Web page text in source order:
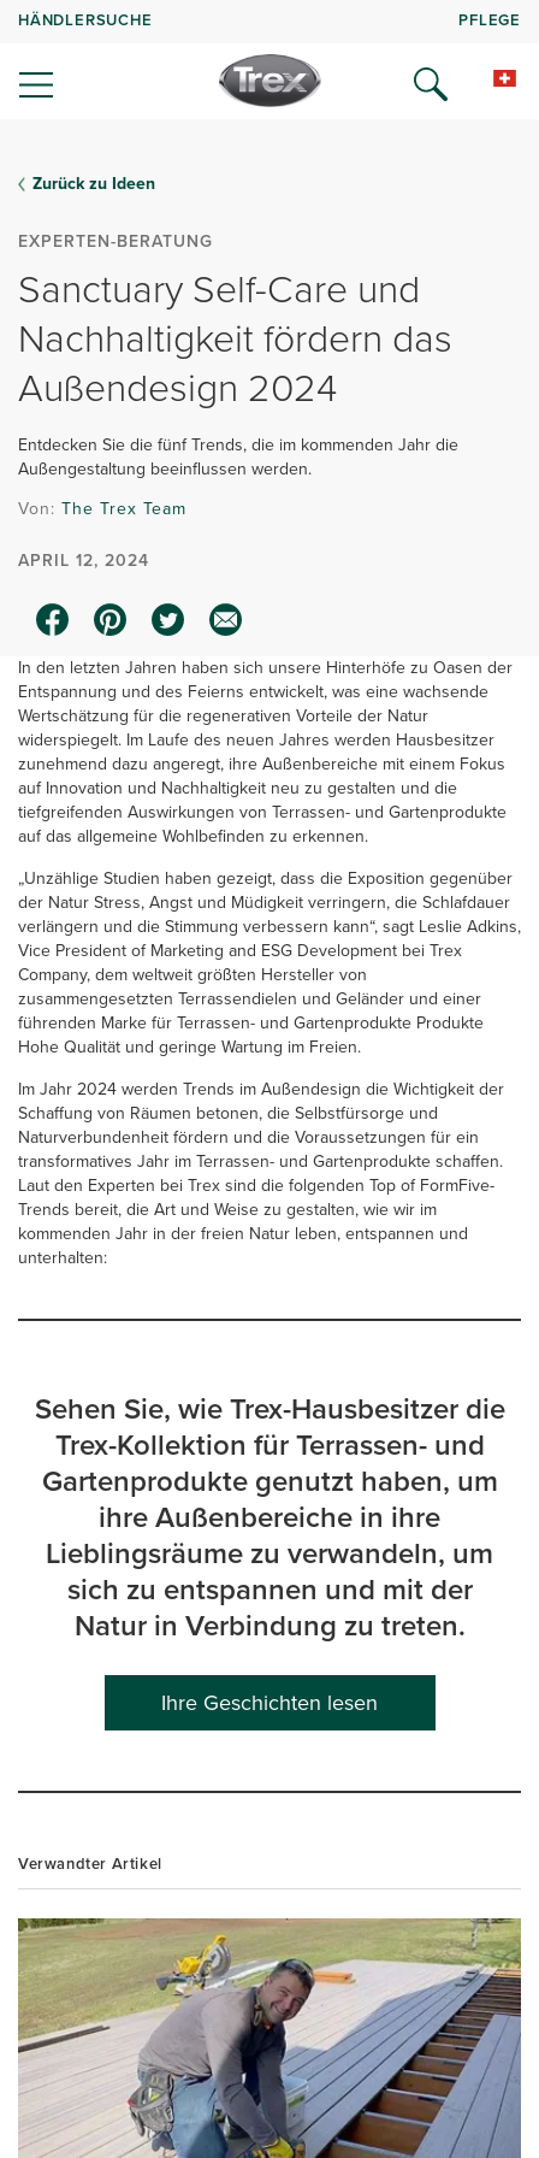
HÄNDLERSUCHE PFLEGE
Zurück zu Ideen
EXPERTEN-BERATUNG
Sanctuary Self-Care und
Nachhaltigkeit fördern das
Außendesign 2024
Entdecken Sie die fünf Trends, die im kommenden Jahr die
Außengestaltung beeinflussen werden.
Von: The Trex Team
APRIL 12, 2024
In den letzten Jahren haben sich unsere Hinterhöfe zu Oasen der
Entspannung und des Feierns entwickelt, was eine wachsende
Wertschätzung für die regenerativen Vorteile der Natur
widerspiegelt. Im Laufe des neuen Jahres werden Hausbesitzer
zunehmend dazu angeregt, ihre Außenbereiche mit einem Fokus
auf Innovation und Nachhaltigkeit neu zu gestalten und die
tiefgreifenden Auswirkungen von Terrassen- und Gartenprodukte
auf das allgemeine Wohlbefinden zu erkennen.
„Unzählige Studien haben gezeigt, dass die Exposition gegenüber
der Natur Stress, Angst und Müdigkeit verringern, die Schlafdauer
verlängern und die Stimmung verbessern kann“, sagt Leslie Adkins,
Vice President of Marketing and ESG Development bei Trex
Company, dem weltweit größten Hersteller von
zusammengesetzten Terrassendielen und Geländer und einer
führenden Marke für Terrassen- und Gartenprodukte Produkte
Hohe Qualität und geringe Wartung im Freien.
Im Jahr 2024 werden Trends im Außendesign die Wichtigkeit der
Schaffung von Räumen betonen, die Selbstfürsorge und
Naturverbundenheit fördern und die Voraussetzungen für ein
transformatives Jahr im Terrassen- und Gartenprodukte schaffen.
Laut den Experten bei Trex sind die folgenden Top of FormFive-
Trends bereit, die Art und Weise zu gestalten, wie wir im
kommenden Jahr in der freien Natur leben, entspannen und
unterhalten:
Sehen Sie, wie Trex-Hausbesitzer die
Trex-Kollektion für Terrassen- und
Gartenprodukte genutzt haben, um
ihre Außenbereiche in ihre
Lieblingsräume zu verwandeln, um
sich zu entspannen und mit der
Natur in Verbindung zu treten.
Ihre Geschichten lesen
Verwandter Artikel